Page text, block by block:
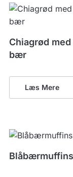
Chiagrød
bær
Læs Mere
Blåbærmuffins